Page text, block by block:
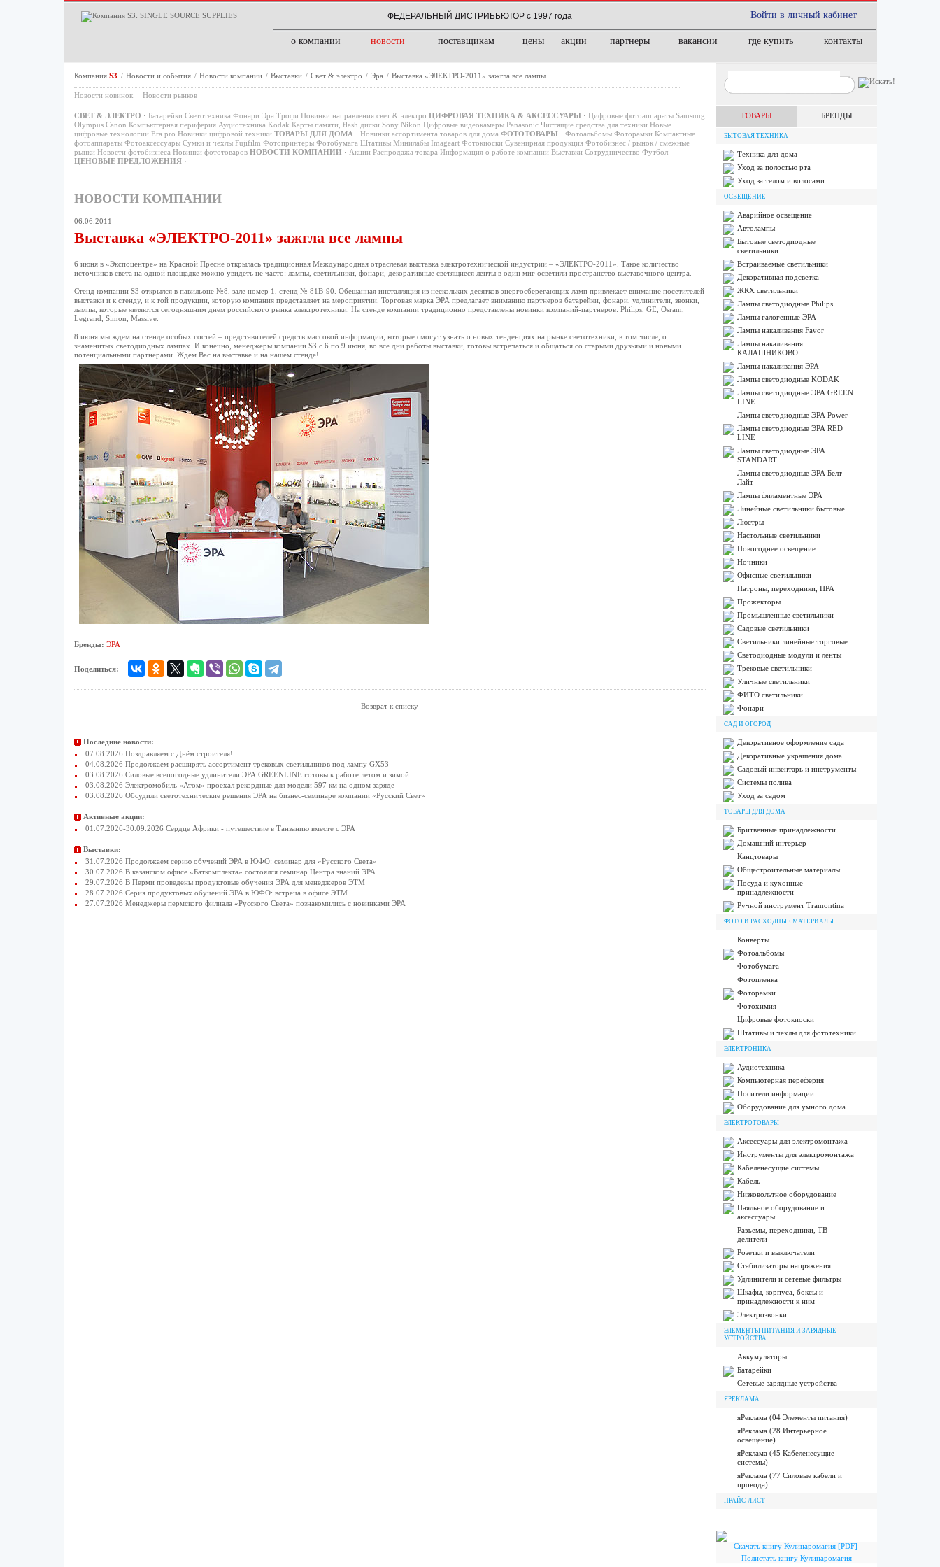
Войти в личный кабинет
ФЕДЕРАЛЬНЫЙ ДИСТРИБЬЮТОР с 1997 года
о компании новости поставщикам цены акции партнеры вакансии где купить контакты
Компания S3 / Новости и события / Новости компании / Выставки / Свет & электро / Эра / Выставка «ЭЛЕКТРО-2011» зажгла все лампы
Новости новинок Новости рынков
СВЕТ & ЭЛЕКТРО · Батарейки Светотехника Фонари Эра Трофи Новинки направления свет & электро ЦИФРОВАЯ ТЕХНИКА & АКСЕССУАРЫ · Цифровые фотоаппараты Samsung
Olympus Canon Компьютерная периферия Аудиотехника Kodak Карты памяти, flash диски Sony Nikon Цифровые видеокамеры Panasonic Чистящие средства для техники Новые
цифровые технологии Era pro Новинки цифровой техники ТОВАРЫ ДЛЯ ДОМА · Новинки ассортимента товаров для дома ФОТОТОВАРЫ · Фотоальбомы Фоторамки Компактные
фотоаппараты Фотоаксессуары Сумки и чехлы Fujifilm Фотопринтеры Фотобумага Штативы Минилабы Imageart Фотокиоски Сувенирная продукция Фотобизнес / рынок / смежные
рынки Новости фотобизнеса Новинки фототоваров НОВОСТИ КОМПАНИИ · Акции Распродажа товара Информация о работе компании Выставки Сотрудничество Футбол
ЦЕНОВЫЕ ПРЕДЛОЖЕНИЯ ·
НОВОСТИ КОМПАНИИ
06.06.2011
Выставка «ЭЛЕКТРО-2011» зажгла все лампы
6 июня в «Экспоцентре» на Красной Пресне открылась традиционная Международная отраслевая выставка электротехнической индустрии – «ЭЛЕКТРО-2011». Такое количество
источников света на одной площадке можно увидеть не часто: лампы, светильники, фонари, декоративные светящиеся ленты в один миг осветили пространство выставочного центра.
Стенд компании S3 открылся в павильоне №8, зале номер 1, стенд № 81В-90. Обещанная инсталляция из нескольких десятков энергосберегающих ламп привлекает внимание посетителей
выставки и к стенду, и к той продукции, которую компания представляет на мероприятии. Торговая марка ЭРА предлагает вниманию партнеров батарейки, фонари, удлинители, звонки,
лампы, которые являются сегодняшним днем российского рынка электротехники. На стенде компании традиционно представлены новинки компаний-партнеров: Philips, GE, Osram,
Legrand, Simon, Massive.
8 июня мы ждем на стенде особых гостей – представителей средств массовой информации, которые смогут узнать о новых тенденциях на рынке светотехники, в том числе, о
знаменитых светодиодных лампах. И конечно, менеджеры компании S3 с 6 по 9 июня, во все дни работы выставки, готовы встречаться и общаться со старыми друзьями и новыми
потенциальными партнерами. Ждем Вас на выставке и на нашем стенде!
Бренды: ЭРА
Поделиться:
Возврат к списку
Последние новости:
07.08.2026 Поздравляем с Днём строителя!
04.08.2026 Продолжаем расширять ассортимент трековых светильников под лампу GX53
03.08.2026 Силовые всепогодные удлинители ЭРА GREENLINE готовы к работе летом и зимой
03.08.2026 Электромобиль «Атом» проехал рекордные для модели 597 км на одном заряде
03.08.2026 Обсудили светотехнические решения ЭРА на бизнес-семинаре компании «Русский Свет»
Активные акции:
01.07.2026-30.09.2026 Сердце Африки - путешествие в Танзанию вместе с ЭРА
Выставки:
31.07.2026 Продолжаем серию обучений ЭРА в ЮФО: семинар для «Русского Света»
30.07.2026 В казанском офисе «Баткомплекта» состоялся семинар Центра знаний ЭРА
29.07.2026 В Перми проведены продуктовые обучения ЭРА для менеджеров ЭТМ
28.07.2026 Серия продуктовых обучений ЭРА в ЮФО: встреча в офисе ЭТМ
27.07.2026 Менеджеры пермского филиала «Русского Света» познакомились с новинками ЭРА
ТОВАРЫ БРЕНДЫ
БЫТОВАЯ ТЕХНИКА
Техника для дома
Уход за полостью рта
Уход за телом и волосами
ОСВЕЩЕНИЕ
Аварийное освещение
Автолампы
Бытовые светодиодные
светильники
Встраиваемые светильники
Декоративная подсветка
ЖКХ светильники
Лампы cветодиодные Philips
Лампы галогенные ЭРА
Лампы накаливания Favor
Лампы накаливания
КАЛАШНИКОВО
Лампы накаливания ЭРА
Лампы светодиодные KODAK
Лампы светодиодные ЭРА GREEN
LINE
Лампы светодиодные ЭРА Power
Лампы светодиодные ЭРА RED
LINE
Лампы светодиодные ЭРА
STANDART
Лампы светодиодные ЭРА Белт-
Лайт
Лампы филаментные ЭРА
Линейные светильники бытовые
Люстры
Настольные светильники
Новогоднее освещение
Ночники
Офисные светильники
Патроны, переходники, ПРА
Прожекторы
Промышленные светильники
Садовые светильники
Светильники линейные торговые
Светодиодные модули и ленты
Трековые светильники
Уличные светильники
ФИТО светильники
Фонари
САД И ОГОРОД
Декоративное оформление сада
Декоративные украшения дома
Садовый инвентарь и инструменты
Системы полива
Уход за садом
ТОВАРЫ ДЛЯ ДОМА
Бритвенные принадлежности
Домашний интерьер
Канцтовары
Общестроительные материалы
Посуда и кухонные
принадлежности
Ручной инструмент Tramontina
ФОТО И РАСХОДНЫЕ МАТЕРИАЛЫ
Конверты
Фотоальбомы
Фотобумага
Фотопленка
Фоторамки
Фотохимия
Цифровые фотокиоски
Штативы и чехлы для фототехники
ЭЛЕКТРОНИКА
Аудиотехника
Компьютерная переферия
Носители информации
Оборудование для умного дома
ЭЛЕКТРОТОВАРЫ
Аксессуары для электромонтажа
Инструменты для электромонтажа
Кабеленесущие системы
Кабель
Низковольтное оборудование
Паяльное оборудование и
аксессуары
Разъёмы, переходники, ТВ
делители
Розетки и выключатели
Стабилизаторы напряжения
Удлинители и сетевые фильтры
Шкафы, корпуса, боксы и
принадлежности к ним
Электрозвонки
ЭЛЕМЕНТЫ ПИТАНИЯ И ЗАРЯДНЫЕ
УСТРОЙСТВА
Аккумуляторы
Батарейки
Сетевые зарядные устройства
ЯРЕКЛАМА
яРеклама (04 Элементы питания)
яРеклама (28 Интерьерное
освещение)
яРеклама (45 Кабеленесущие
системы)
яРеклама (77 Силовые кабели и
провода)
ПРАЙС-ЛИСТ
Скачать книгу Кулинаромагия [PDF]
Полистать книгу Кулинаромагия